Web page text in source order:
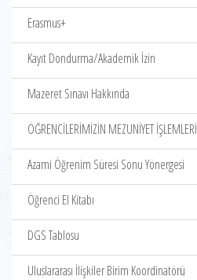
Erasmus+
Kayıt Dondurma/Akademik İzin
Mazeret Sınavı Hakkında
ÖĞRENCİLERİMİZİN MEZUNİYET İŞLEMLERİ
Azami Öğrenim Süresi Sonu Yönergesi
Öğrenci El Kitabı
DGS Tablosu
Uluslararası İlişkiler Birim Koordinatörü